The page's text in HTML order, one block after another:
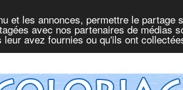
et les annonces, permettre le
avec nos partenaires de médias
avez fournies ou qu'ils ont